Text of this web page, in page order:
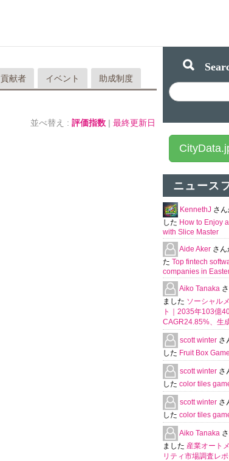
貢献者 イベント 助成制度
並べ替え : 評価指数 | 最終更新日
ニュース
KennethJ さ
した How to Enjoy
with Slice Master
Aide Aker さん
た Top fintech
companies in
Aiko Tanaka
ました ソーシャル
ト｜2035年103億
CAGR24.85%、生
scott winter さ
した Fruit Box Game
scott winter さ
した color tiles
scott winter さ
した color tiles
Aiko Tanaka
ました 産業オート
リティ市場調査レ